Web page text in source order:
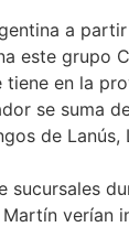
a
este grupo
tiene en la
se suma
de Lanús,
sucursales
verían